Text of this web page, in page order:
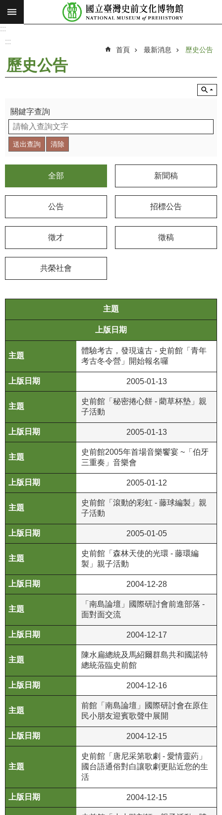
跳到主要內容區塊
搜
願
命
最
新
消
息
觀
覽
認
我
便
服
別
平
專
區
友
善
施
務
服
務
信
箱
網
覽
R
S
S
網
站
料
放
:::
:::
首頁 最新消息 歷史公告
歷史公告
關鍵字查詢
全部 新聞稿
公告 招標公告
徵才 徵稿
共榮社會
主題
上版日期
體驗考古，發現遠古 - 史前館「青年
考古冬令營」開始報名囉
2005-01-13
史前館「秘密捲心餅 - 藺草杯墊」親
子活動
2005-01-13
史前館2005年首場音樂饗宴 ~「伯牙
三重奏」音樂會
2005-01-12
史前館「滾動的彩虹 - 藤球編製」親
子活動
2005-01-05
史前館「森林天使的光環 - 藤環編
製」親子活動
2004-12-28
「南島論壇」國際研討會前進部落 -
面對面交流
2004-12-17
陳水扁總統及馬紹爾群島共和國諾特
總統蒞臨史前館
2004-12-16
前館「南島論壇」國際研討會在原住
民小朋友迎賓歌聲中展開
2004-12-15
史前館「唐尼采第歌劇 - 愛情靈葯」
國台語通俗對白讓歌劇更貼近您的生
活
2004-12-15